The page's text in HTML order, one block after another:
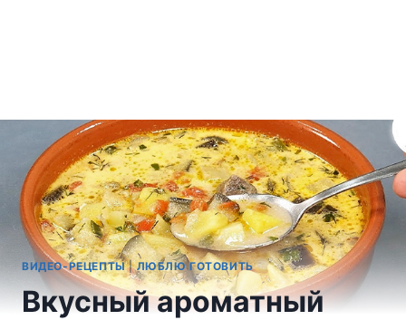
ВИДЕО-РЕЦЕПТЫ|ЛЮБЛЮ ГОТОВИТЬ
Вкусный ароматный